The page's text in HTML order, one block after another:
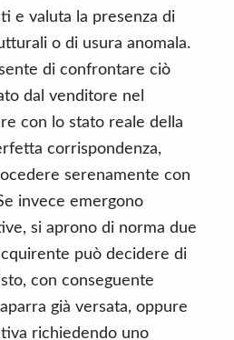
e valuta la presenza di
o di usura anomala.
di confrontare ciò
dal venditore nel
con lo stato reale della
corrispondenza,
serenamente con
invece emergono
si aprono di norma due
può decidere di
con conseguente
già versata, oppure
richiedendo uno